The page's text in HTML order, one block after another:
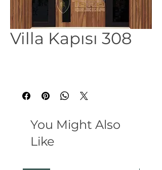
Villa Kapısı 308
You Might Also
Like